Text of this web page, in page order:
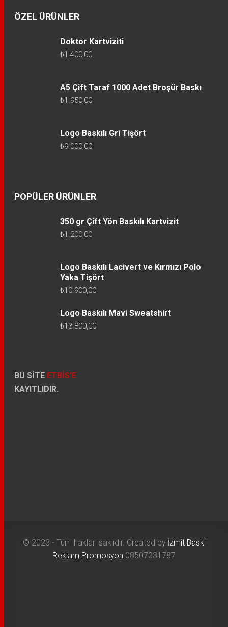
ÖZEL ÜRÜNLER
Doktor Kartviziti
₺1.400,00
A5 Çift Taraf 1000 Adet Broşür Baskı
₺1.950,00
Logo Baskılı Gri Tişört
₺9.000,00
POPÜLER ÜRÜNLER
350 gr Çift Yön Baskılı Kartvizit
₺1.200,00
Logo Baskılı Lacivert ve Kırmızı Polo
Yaka Tişört
₺10.900,00
Logo Baskılı Mavi Sweatshirt
₺13.800,00
BU SİTE ETBİS’E
KAYITLIDIR.
© 2023 - Tüm hakları saklıdır. Created by İzmit Baskı
Reklam Promosyon 08507331787